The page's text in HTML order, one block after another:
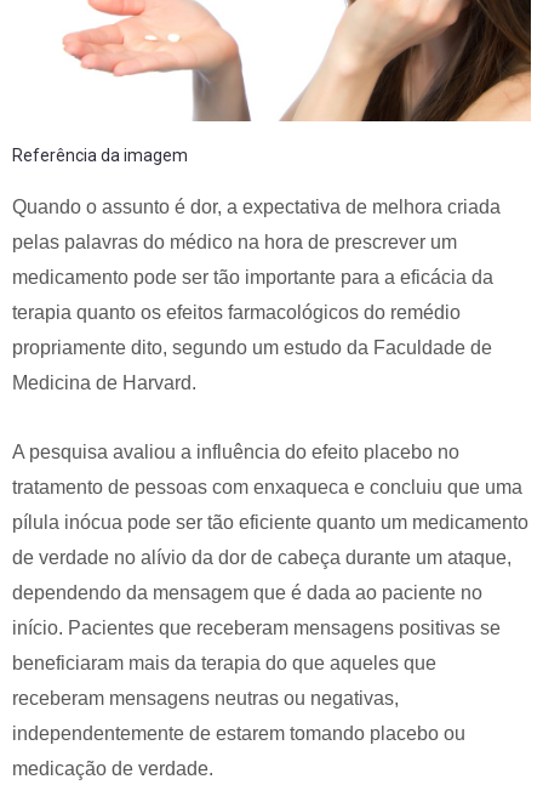
Referência da imagem
Quando o assunto é dor, a expectativa de melhora criada
pelas palavras do médico na hora de prescrever um
medicamento pode ser tão importante para a eficácia da
terapia quanto os efeitos farmacológicos do remédio
propriamente dito, segundo um estudo da Faculdade de
Medicina de Harvard.
A pesquisa avaliou a influência do efeito placebo no
tratamento de pessoas com enxaqueca e concluiu que uma
pílula inócua pode ser tão eficiente quanto um medicamento
de verdade no alívio da dor de cabeça durante um ataque,
dependendo da mensagem que é dada ao paciente no
início. Pacientes que receberam mensagens positivas se
beneficiaram mais da terapia do que aqueles que
receberam mensagens neutras ou negativas,
independentemente de estarem tomando placebo ou
medicação de verdade.